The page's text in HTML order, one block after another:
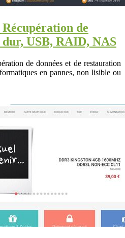
de
dur, USB, RAID, NAS
de données et de restauration
en pannes, non lisible ou